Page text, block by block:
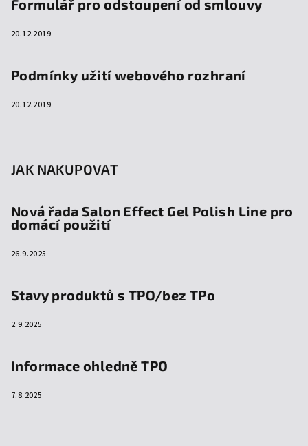
Formulář pro odstoupení od smlouvy
20.12.2019
Podmínky užití webového rozhraní
20.12.2019
JAK NAKUPOVAT
Nová řada Salon Effect Gel Polish Line pro
domácí použití
26.9.2025
Stavy produktů s TPO/bez TPo
2.9.2025
Informace ohledně TPO
7.8.2025